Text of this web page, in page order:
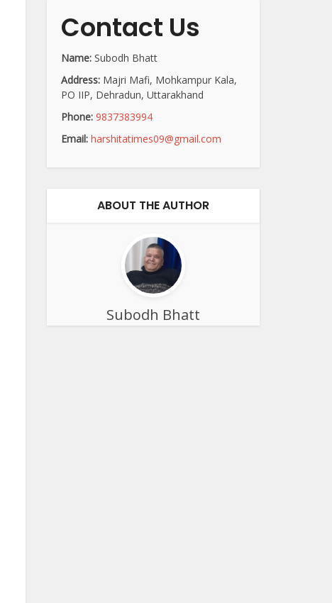
Contact Us
Name: Subodh Bhatt
Address: Majri Mafi, Mohkampur Kala,
PO IIP, Dehradun, Uttarakhand
Phone: 9837383994
Email: harshitatimes09@gmail.com
ABOUT THE AUTHOR
Subodh Bhatt